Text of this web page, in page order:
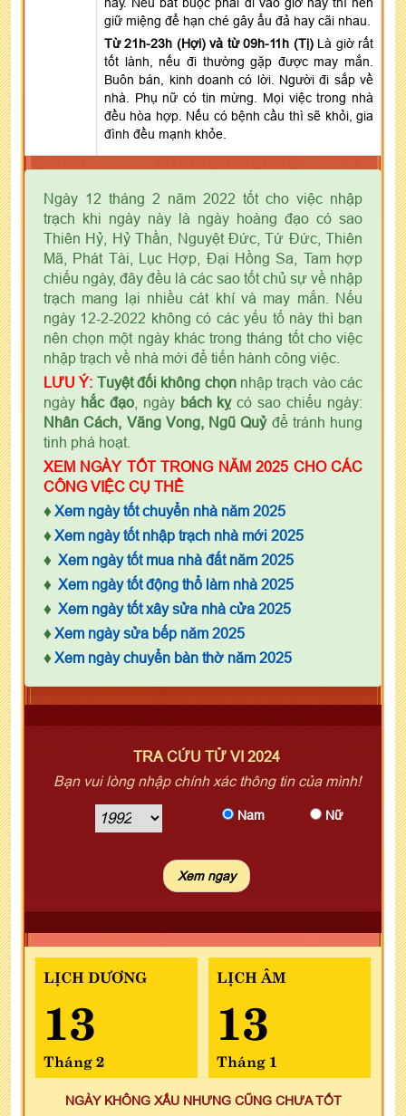
giữ miệng để hạn ché gây ẩu đả hay cãi nhau.
Từ 21h-23h (Hợi) và từ 09h-11h (Tị) Là giờ rất
tốt lành, nếu đi thường gặp được may mắn.
Buôn bán, kinh doanh có lời. Người đi sắp về
nhà. Phụ nữ có tin mừng. Mọi việc trong nhà
đều hòa hợp. Nếu có bệnh cầu thì sẽ khỏi, gia
đình đều mạnh khỏe.
Ngày 12 tháng 2 năm 2022 tốt cho việc nhập
trạch khi ngày này là ngày hoàng đạo có sao
Thiên Hỷ, Hỷ Thần, Nguyệt Đức, Tứ Đức, Thiên
Mã, Phát Tài, Lục Hợp, Đại Hồng Sa, Tam hợp
chiếu ngày, đây đều là các sao tốt chủ sự về nhập
trạch mang lại nhiều cát khí và may mắn. Nếu
ngày 12-2-2022 không có các yếu tố này thì bạn
nên chọn một ngày khác trong tháng tốt cho việc
nhập trạch về nhà mới để tiến hành công việc.
LƯU Ý: Tuyệt đối không chọnnhập trạch vào các
ngày hắc đạo, ngày bách kỵcó sao chiếu ngày:
Nhân Cách, Vãng Vong, Ngũ Quỷđể tránh hung
tinh phá hoạt.
XEM NGÀY TỐT TRONG NĂM 2025 CHO CÁC
CÔNG VIỆC CỤ THỂ
♦ Xem ngày tốt chuyển nhà năm 2025
♦ Xem ngày tốt nhập trạch nhà mới 2025
♦ Xem ngày tốt mua nhà đất năm 2025
♦ Xem ngày tốt động thổ làm nhà 2025
♦ Xem ngày tốt xây sửa nhà cửa 2025
♦ Xem ngày sửa bếp năm 2025
♦ Xem ngày chuyển bàn thờ năm 2025
TRA CỨU TỬ VI 2024
Bạn vui lòng nhập chính xác thông tin của mình!
Nam Nữ
LỊCH DƯƠNG
13
Tháng 2
LỊCH ÂM
13
Tháng 1
NGÀY KHÔNG XẤU NHƯNG CŨNG CHƯA TỐT